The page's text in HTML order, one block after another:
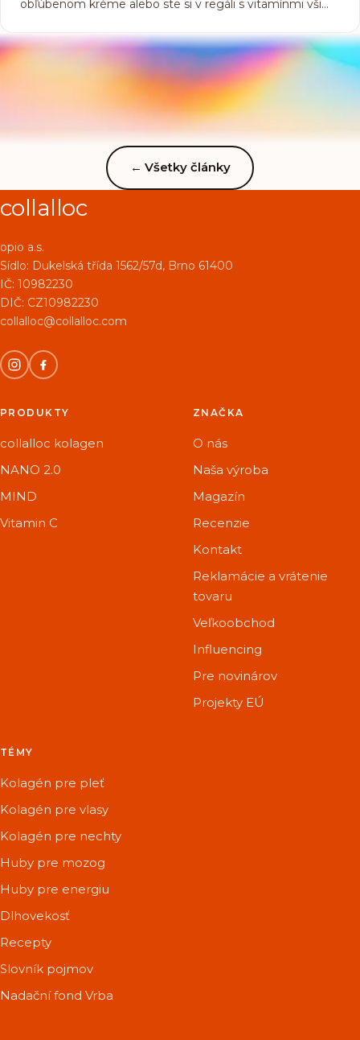
obľúbenom kréme alebo ste si v regáli s vitamínmi všimli
niekde niečo zachytili, pretože sa v poslednom čase o
ňom dosť hovorí. Čo ale skutočne ten kolagén je...
←Všetky články
collalloc
opio a.s.
Sídlo: Dukelská třída 1562/57d, Brno 61400
IČ: 10982230
DIČ: CZ10982230
collalloc@collalloc.com
PRODUKTY
collalloc kolagen
NANO 2.0
MIND
Vitamin C
ZNAČKA
O nás
Naša výroba
Magazín
Recenzie
Kontakt
Reklamácie a vrátenie
tovaru
Veľkoobchod
Influencing
Pre novinárov
Projekty EÚ
TÉMY
Kolagén pre pleť
Kolagén pre vlasy
Kolagén pre nechty
Huby pre mozog
Huby pre energiu
Dlhovekosť
Recepty
Slovník pojmov
Nadační fond Vrba